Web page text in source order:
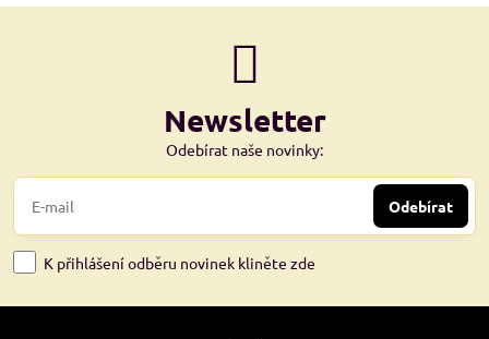
Newsletter
Odebírat naše novinky:
Odebírat
K přihlášení odběru novinek kliněte zde